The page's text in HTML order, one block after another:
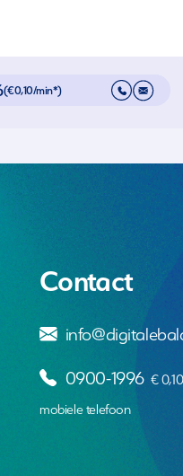
(€0,10/min*)
Contact
0900-1996 €
mobiele telefoon